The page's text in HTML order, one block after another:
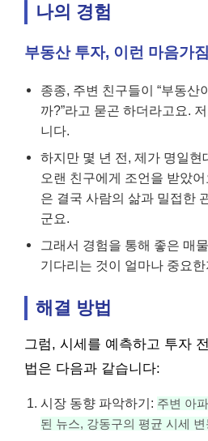
나의 경험
부동산 투자, 이런 마음가
종종, 주변 친구들이 “부동산
까?”라고 묻곤 하더라고요.
니다.
하지만 몇 년 전, 제가 명일현
오랜 친구에게 조언을 받았
은 결국 사람의 삶과 밀접한
군요.
그래서 경험을 통해 좋은 매
기다리는 것이 얼마나 중요
해결 방법
그럼, 시세를 예측하고 투자
법은 다음과 같습니다:
시장 동향 파악하기: 주변 아
된 뉴스, 강동구의 평균 시세